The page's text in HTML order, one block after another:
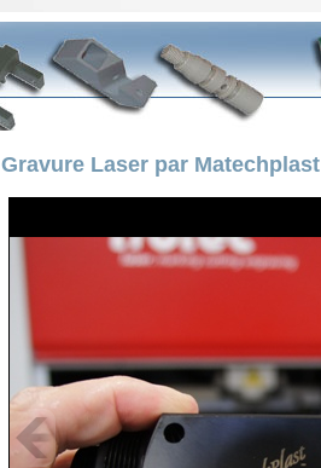
Gravure Laser par Matechplast